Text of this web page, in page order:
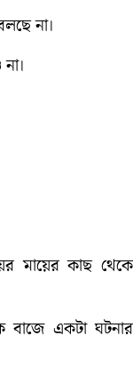
না।
মায়ের কাছ থেকে
বাজে একটা ঘটনার